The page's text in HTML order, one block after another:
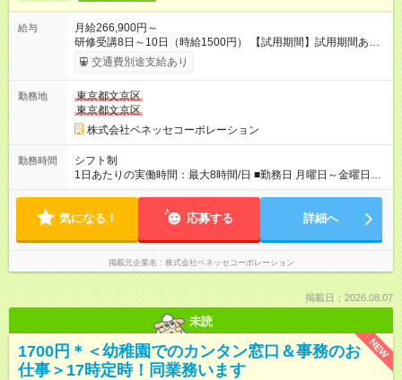
給与
月給266,900円～
研修受講8日～10日（時給1500円） 【試用期間】試用期間あり
試用期間の長さ：6ヶ月 ※ 雇用形態と給与に、本採用時と異なる
部分があります。 雇用形態：アルバイト・パート採用 給与：時
はアルバイトの雇用形態となります。2ヶ月経過後、4ヶ月間は
試用期間終了後と同様の待遇となります。
交通費別途支給あり
勤務地
東京都文京区
東京都文京区
株式会社ベネッセコーポレーション
勤務時間
シフト制
1日あたりの実働時間：最大8時間/日 ■勤務日 月曜日～金曜日
（土日祝休み） ■勤務時間 8:30～17:30（うち休憩１時間）の実
務作業は帰宅後の好きな時間でOK！ 【休暇】 ◆夏期休暇 ◆年末
日）の参加必須
気になる！ 応募する 詳細へ
掲載元企業名 株式会社ベネッセコーポレーション
掲載日：2026.08.07
未読
NEW
1700円＊＜幼稚園でのカンタン窓口＆事務のお
仕事＞17時定時！同業務います